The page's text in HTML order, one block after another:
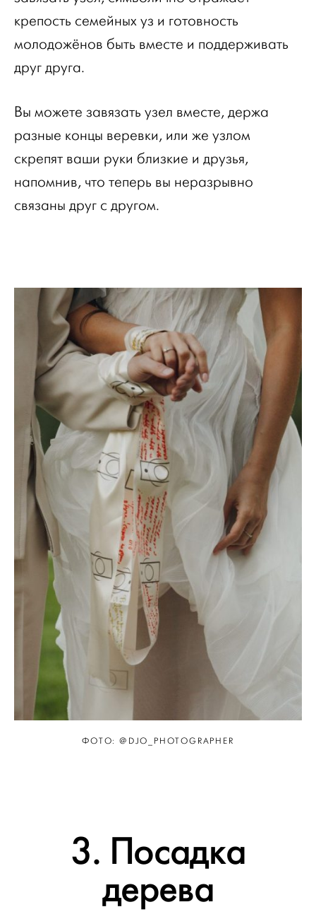
крепость семейных уз и готовность
молодожёнов быть вместе и поддерживать
друг друга.
Вы можете завязать узел вместе, держа
разные концы веревки, или же узлом
скрепят ваши руки близкие и друзья,
напомнив, что теперь вы неразрывно
связаны друг с другом.
ФОТО: @DJO_PHOTOGRAPHER
3. Посадка
дерева